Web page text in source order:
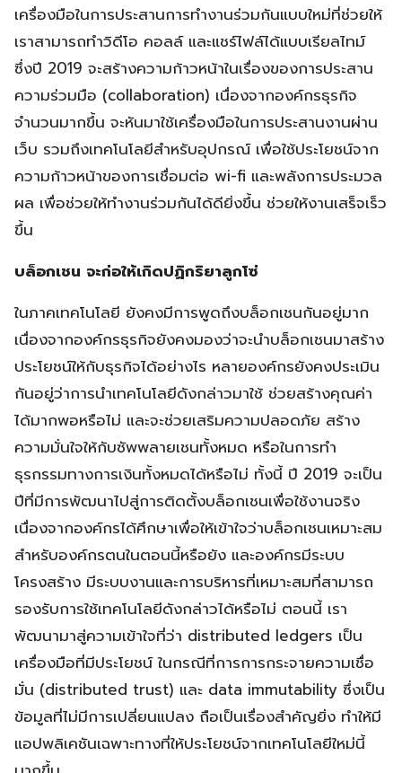
เครื่องมือในการประสานการทำงานร่วมกันแบบใหม่ที่ช่วยให้
เราสามารถทำวิดีโอ คอลล์ และแชร์ไฟล์ได้แบบเรียลไทม์
ซึ่งปี 2019 จะสร้างความก้าวหน้าในเรื่องของการประสาน
ความร่วมมือ (collaboration) เนื่องจากองค์กรธุรกิจ
จำนวนมากขึ้น จะหันมาใช้เครื่องมือในการประสานงานผ่าน
เว็บ รวมถึงเทคโนโลยีสำหรับอุปกรณ์ เพื่อใช้ประโยชน์จาก
ความก้าวหน้าของการเชื่อมต่อ wi-fi และพลังการประมวล
ผล เพื่อช่วยให้ทำงานร่วมกันได้ดียิ่งขึ้น ช่วยให้งานเสร็จเร็ว
ขึ้น
บล็อกเชน จะก่อให้เกิดปฏิกริยาลูกโซ่
ในภาคเทคโนโลยี ยังคงมีการพูดถึงบล็อกเชนกันอยู่มาก
เนื่องจากองค์กรธุรกิจยังคงมองว่าจะนำบล็อกเชนมาสร้าง
ประโยชน์ให้กับธุรกิจได้อย่างไร หลายองค์กรยังคงประเมิน
กันอยู่ว่าการนำเทคโนโลยีดังกล่าวมาใช้ ช่วยสร้างคุณค่า
ได้มากพอหรือไม่ และจะช่วยเสริมความปลอดภัย สร้าง
ความมั่นใจให้กับซัพพลายเชนทั้งหมด หรือในการทำ
ธุรกรรมทางการเงินทั้งหมดได้หรือไม่ ทั้งนี้ ปี 2019 จะเป็น
ปีที่มีการพัฒนาไปสู่การติดตั้งบล็อกเชนเพื่อใช้งานจริง
เนื่องจากองค์กรได้ศึกษาเพื่อให้เข้าใจว่าบล็อกเชนเหมาะสม
สำหรับองค์กรตนในตอนนี้หรือยัง และองค์กรมีระบบ
โครงสร้าง มีระบบงานและการบริหารที่เหมาะสมที่สามารถ
รองรับการใช้เทคโนโลยีดังกล่าวได้หรือไม่ ตอนนี้ เรา
พัฒนามาสู่ความเข้าใจที่ว่า distributed ledgers เป็น
เครื่องมือที่มีประโยชน์ ในกรณีที่การการกระจายความเชื่อ
มั่น (distributed trust) และ data immutability ซึ่งเป็น
ข้อมูลที่ไม่มีการเปลี่ยนแปลง ถือเป็นเรื่องสำคัญยิ่ง ทำให้มี
แอปพลิเคชันเฉพาะทางที่ให้ประโยชน์จากเทคโนโลยีใหม่นี้